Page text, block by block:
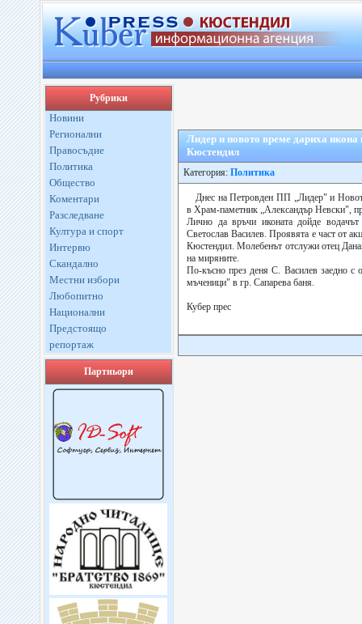
Рубрики
Новини
Регионални
Правосъдие
Политика
Общество
Коментари
Разследване
Култура и спорт
Интервю
Скандално
Местни избори
Любопитно
Национални
Предстоящо
репортаж
Партньори
Лидер и новото време дариха
Кюстендил
Категория: Политика
Днес на Петровден ПП „Лидер" и
в Храм-паметник „Александър Невски",
Лично да връчи иконата дойде
Светослав Василев. Проявята е част от
Кюстендил. Молебенът отслужи отец
на миряните.
По-късно през деня С. Василев заедно с
мъченици" в гр. Сапарева баня.
Кубер прес